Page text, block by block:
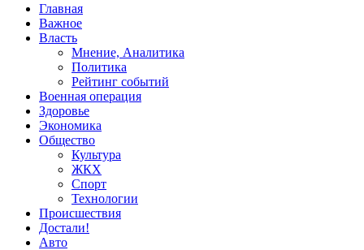
Главная
Важное
Власть
Мнение, Аналитика
Политика
Рейтинг событий
Военная операция
Здоровье
Экономика
Общество
Культура
ЖКХ
Спорт
Технологии
Происшествия
Достали!
Авто